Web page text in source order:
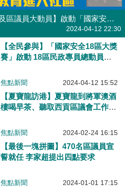
【短片】【18區民政專員及區議員大動員】啟動「國家安全18區大獎賽」齊心推廣國安教育進入社區
2024-04-12 22:30
【全民參與】「國家安全18區大獎
賽」啟動 18區民政專員總動員、
育進入社區
焦點新聞 2024-04-12 15:52
【夏寶龍訪港】夏寶龍到將軍澳酒
樓喝早茶、聽取西貢區議會工作匯
棒」
焦點新聞 2024-02-24 16:15
【最後一塊拼圖】470名區議員宣
誓就任 李家超提出四點要求
焦點新聞 2024-01-01 17:15